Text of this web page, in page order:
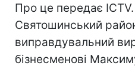
Про це передає ICTV.
Святошинський
виправдувальний
бізнесменові